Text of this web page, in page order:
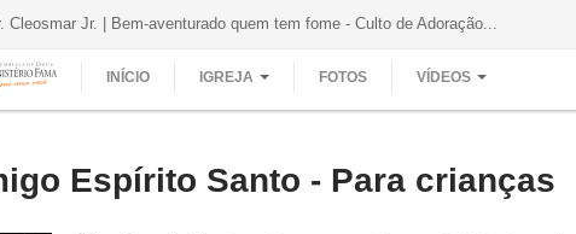
Cleosmar Jr. | Bem-aventurado quem tem fome - Culto de Adoração...
INÍCIO IGREJA FOTOS VÍDEOS
Espírito Santo - Para crianças